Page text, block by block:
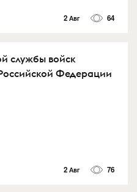
2 Авг 64
службы войск
Федерации
2 Авг 76